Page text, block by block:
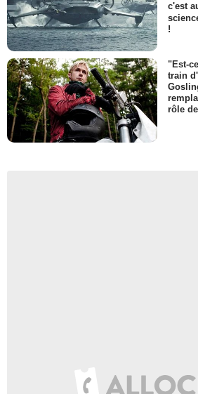
c'est
!
"Est-
train
rôle